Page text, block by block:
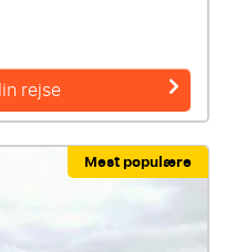
rejse
Mest populære